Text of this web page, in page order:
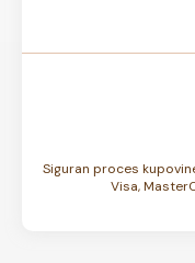
Siguran proces
Visa,